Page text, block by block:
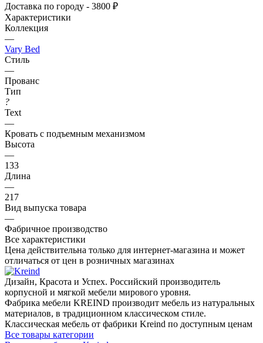
Доставка по городу - 3800 ₽
Характеристики
Коллекция
—
Vary Bed
Стиль
—
Прованс
Тип
?
Text
—
Кровать с подъемным механизмом
Высота
—
133
Длина
—
217
Вид выпуска товара
—
Фабричное производство
Все характеристики
Цена действительна только для интернет-магазина и может
отличаться от цен в розничных магазинах
Дизайн, Красота и Успех. Российский производитель
корпусной и мягкой мебели мирового уровня.
Фабрика мебели KREIND производит мебель из натуральных
материалов, в традиционном классическом стиле.
Классическая мебель от фабрики Kreind по доступным ценам
Все товары категории